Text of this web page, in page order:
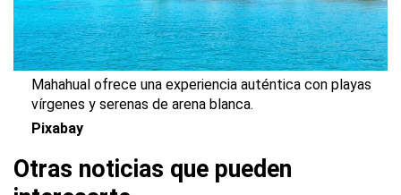
Mahahual ofrece una experiencia auténtica con playas
vírgenes y serenas de arena blanca.
Pixabay
Otras noticias que pueden